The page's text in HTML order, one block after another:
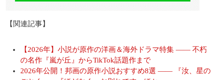
【関連記事】
【2026年】小説が原作の洋画＆海外ドラマ特集 ―― 不朽
の名作『嵐が丘』からTikTok話題作まで
2026年公開！邦画の原作小説おすすめ8選 ―― 『汝、星の